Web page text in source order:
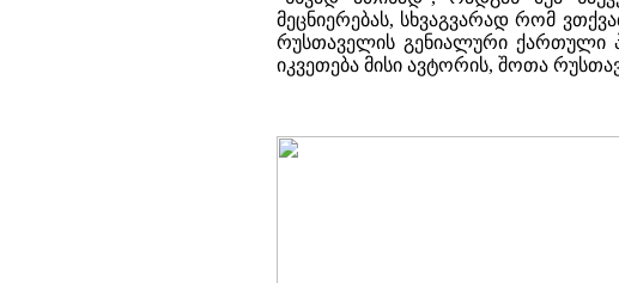
მეცნიერებას, სხვაგვარად რომ
რუსთაველის გენიალური ქართული
იკვეთება მისი ავტორის, შოთა